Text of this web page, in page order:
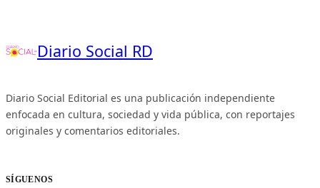
Diario Social RD
Diario Social Editorial es una publicación independiente
enfocada en cultura, sociedad y vida pública, con reportajes
originales y comentarios editoriales.
SÍGUENOS